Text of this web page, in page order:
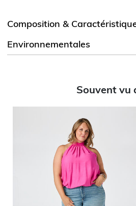
Composition &
Environnementales
Souvent vu